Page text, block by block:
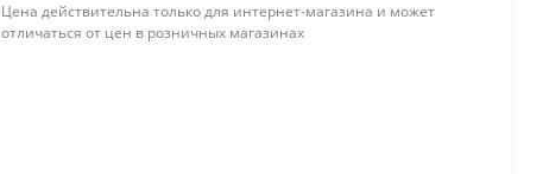
Цена действительна только для интернет-магазина и может
отличаться от цен в розничных магазинах